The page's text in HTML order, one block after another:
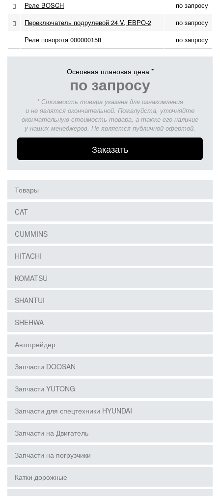
Реле BOSCH
по запросу
Переключатель подрулевой 24 V, ЕВРО-2
по запросу
Реле поворота 000000158
по запросу
Основная плановая цена *
по запросу
* Стоимость товара указана для ознакомления
и не являтся окончательной. Пожалуйста, уточняйте
окончательную стоимость товара, а также его наличие
у наших менеджеров. Не является публичной офертой.
Заказать
Товары
CAT
CUMMINS
HITACHI
KOMATSU
SHANTUI
SHEHWA
Автогрейдер
Запчасти DOOSAN
Запчасти YUTONG
Запчасти для спецтехники HYUNDAI
Запчасти на Двигатель
Запчасти на погрузчики
Катки дорожные